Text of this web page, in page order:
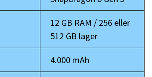
12 GB RAM / 256 eller
512 GB lager
4.000 mAh